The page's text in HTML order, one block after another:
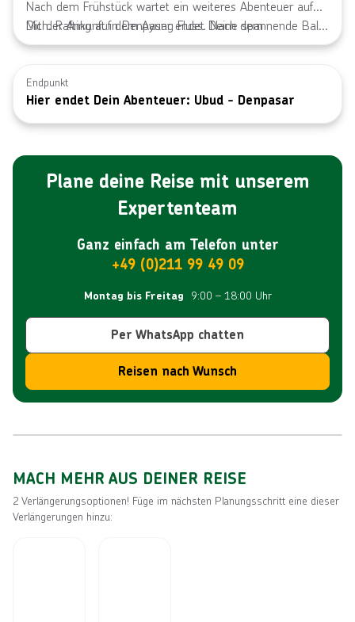
Landwirtschaft und Kunsthandwerk. Am frühen Abend
kommst Du in Ubud an.
Nach dem Frühstück wartet ein weiteres Abenteuer auf
Dich. Rafting auf dem Ayung Fluss. Nach dem
Mittagessen besuchst Du noch in Ubud die Palastanlage
ist, wenn es die Zeit erlaubt, ein Stopp in Celuk und Mas
möglich. Diese beiden Dörfer sind bekannt für
Holzschnitzerei und Gold- und Silberschmiede.
Mit der Ankunft in Denpasar endet Deine spannende Bali-
Rundreise.
Endpunkt
Hier endet Dein Abenteuer: Ubud - Denpasar
Plane deine Reise mit unserem
Expertenteam
Ganz einfach am Telefon unter
+49 (0)211 99 49 09
Montag bis Freitag 9:00 – 18:00 Uhr
Per WhatsApp chatten
Reisen nach Wunsch
Reiseroute
MACH MEHR AUS DEINER REISE
2 Verlängerungsoptionen! Füge im nächsten Planungsschritt eine dieser
Verlängerungen hinzu: